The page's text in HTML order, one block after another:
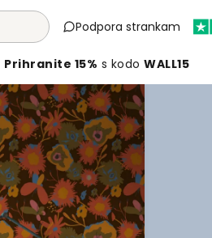
Podpora strankam
Prihranite 15% s kodoWALL15